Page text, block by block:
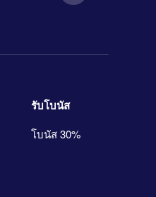
รับโบนัส
โบนัส 30%